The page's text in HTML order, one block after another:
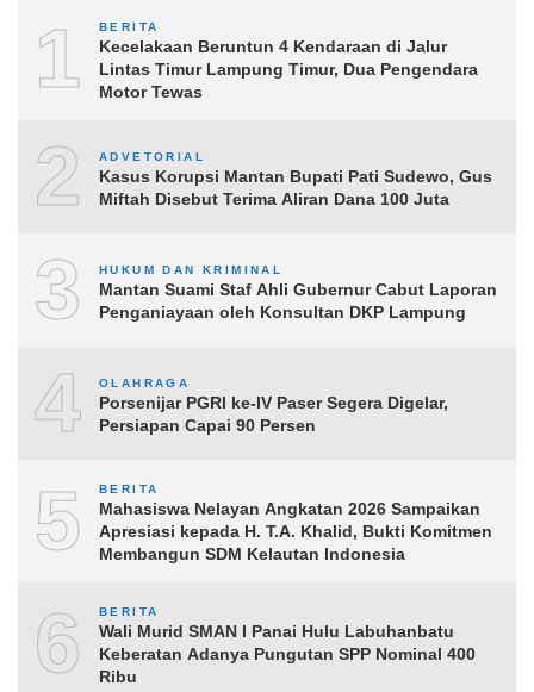
1 BERITA
Kecelakaan Beruntun 4 Kendaraan di Jalur
Lintas Timur Lampung Timur, Dua Pengendara
Motor Tewas
2 ADVETORIAL
Kasus Korupsi Mantan Bupati Pati Sudewo, Gus
Miftah Disebut Terima Aliran Dana 100 Juta
3 HUKUM DAN KRIMINAL
Mantan Suami Staf Ahli Gubernur Cabut Laporan
Penganiayaan oleh Konsultan DKP Lampung
4 OLAHRAGA
Porsenijar PGRI ke-IV Paser Segera Digelar,
Persiapan Capai 90 Persen
5 BERITA
Mahasiswa Nelayan Angkatan 2026 Sampaikan
Apresiasi kepada H. T.A. Khalid, Bukti Komitmen
Membangun SDM Kelautan Indonesia
6 BERITA
Wali Murid SMAN I Panai Hulu Labuhanbatu
Keberatan Adanya Pungutan SPP Nominal 400
Ribu